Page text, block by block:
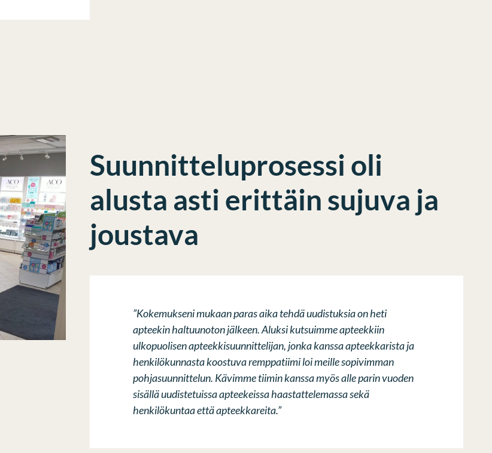
Suunnitteluprosessi oli
alusta asti erittäin sujuva ja
joustava
”Kokemukseni mukaan paras aika tehdä uudistuksia on heti
apteekin haltuunoton jälkeen. Aluksi kutsuimme apteekkiin
ulkopuolisen apteekkisuunnittelijan, jonka kanssa apteekkarista ja
henkilökunnasta koostuva remppatiimi loi meille sopivimman
pohjasuunnittelun. Kävimme tiimin kanssa myös alle parin vuoden
sisällä uudistetuissa apteekeissa haastattelemassa sekä
henkilökuntaa että apteekkareita.”